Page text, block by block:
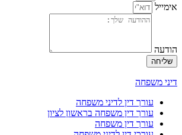
אימייל
הודעה
שליחה
דיני משפחה
עורך דין לדיני משפחה
עורך דין משפחה בראשון לציון
עורך דין משפחה